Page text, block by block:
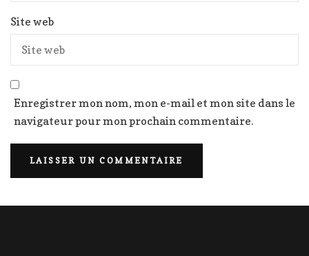
Site web
Enregistrer mon nom, mon e-mail et mon site dans le
navigateur pour mon prochain commentaire.